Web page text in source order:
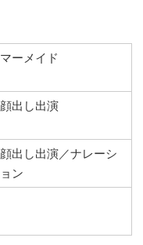
マーメイド
顔出し出演
顔出し出演／ナレーシ
ョン